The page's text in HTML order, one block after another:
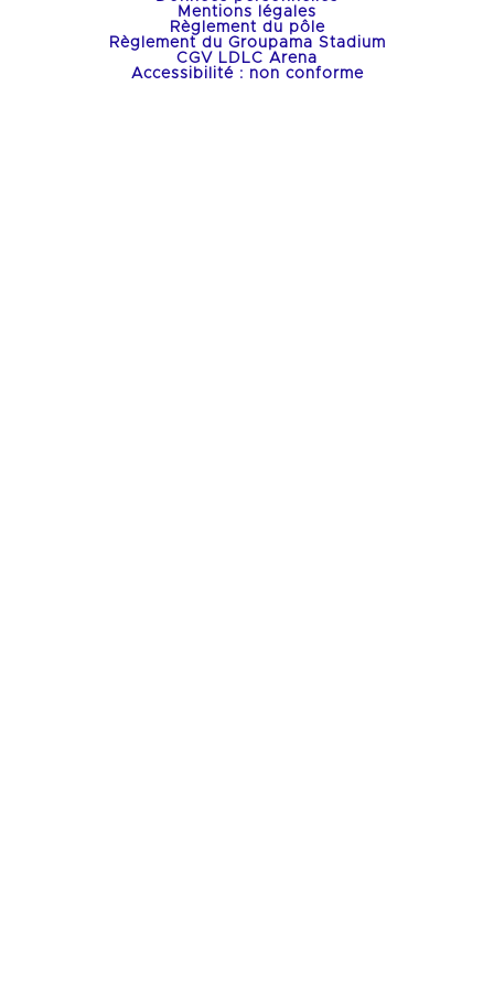
Mentions légales
Règlement du pôle
Règlement du Groupama Stadium
CGV LDLC Arena
Accessibilité : non conforme